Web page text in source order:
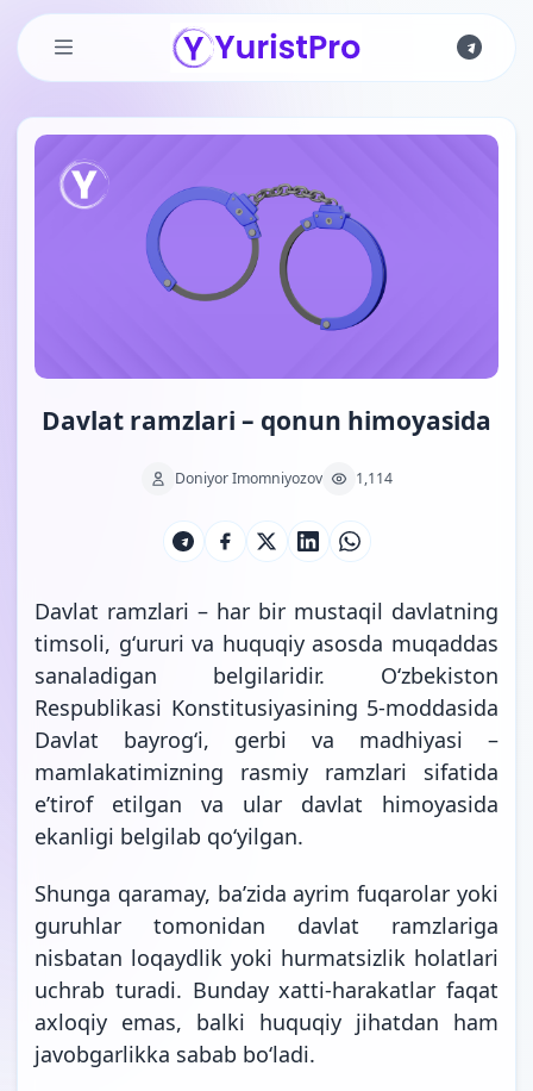
Skip to main content
Davlat ramzlari – qonun himoyasida
Doniyor Imomniyozov 1,114
Davlat ramzlari – har bir mustaqil davlatning
timsoli, gʻururi va huquqiy asosda muqaddas
sanaladigan belgilaridir. Oʻzbekiston
Respublikasi Konstitusiyasining 5-moddasida
Davlat bayrogʻi, gerbi va madhiyasi –
mamlakatimizning rasmiy ramzlari sifatida
eʼtirof etilgan va ular davlat himoyasida
ekanligi belgilab qoʻyilgan.
Shunga qaramay, baʼzida ayrim fuqarolar yoki
guruhlar tomonidan davlat ramzlariga
nisbatan loqaydlik yoki hurmatsizlik holatlari
uchrab turadi. Bunday xatti-harakatlar faqat
axloqiy emas, balki huquqiy jihatdan ham
javobgarlikka sabab boʻladi.